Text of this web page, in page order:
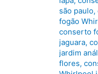
são paulo,
fogão
conserto
jaguara,
jardim
flores,